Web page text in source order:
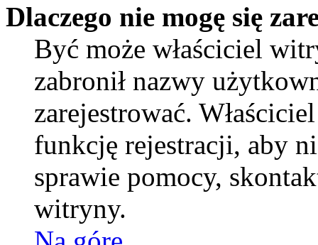
Dlaczego nie mogę się
Być może właściciel
zabronił nazwy
zarejestrować.
funkcję rejestracji, aby
sprawie pomocy,
witryny.